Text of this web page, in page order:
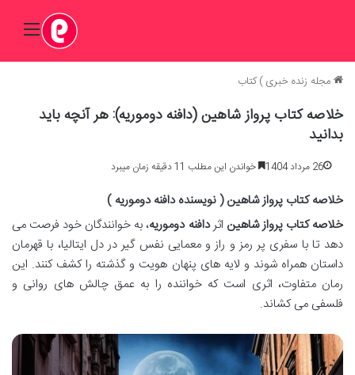
مجله زنده خبری)کتاب
خلاصه کتاب پرواز شاهین (دافنه دوموریه): هر آنچه باید
بدانید
26 مرداد 1404 خواندن این مطلب 11 دقیقه زمان میبرد
خلاصه کتاب پرواز شاهین ( نویسنده دافنه دوموریه )
خلاصه کتاب پرواز شاهین اثردافنه دوموریه، به خوانندگان خود فرصت می
دهد تا با سفری پر رمز و راز و معمایی نفس گیر در دل ایتالیا، با قهرمان
داستان همراه شوند و لایه های پنهان هویت و گذشته را کشف کنند. این
رمان متفاوت، اثری است که خواننده را به عمق چالش های روانی و
فلسفی می کشاند.